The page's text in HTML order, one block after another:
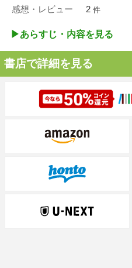
感想・レビュー 2 件
▶︎あらすじ・内容を見る
書店で詳細を見る